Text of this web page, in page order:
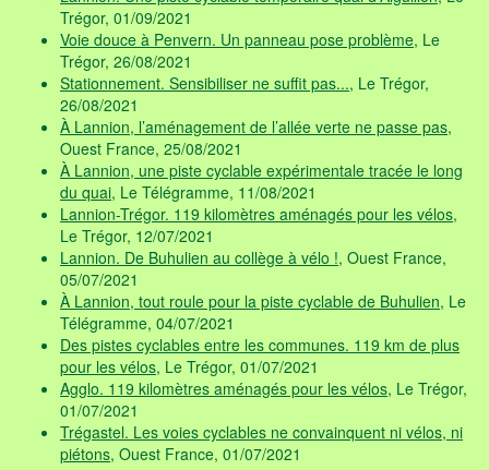
Trégor, 01/09/2021
Voie douce à Penvern. Un panneau pose problème, Le
Trégor, 26/08/2021
Stationnement. Sensibiliser ne suffit pas..., Le Trégor,
26/08/2021
À Lannion, l’aménagement de l’allée verte ne passe pas,
Ouest France, 25/08/2021
À Lannion, une piste cyclable expérimentale tracée le long
du quai, Le Télégramme, 11/08/2021
Lannion-Trégor. 119 kilomètres aménagés pour les vélos,
Le Trégor, 12/07/2021
Lannion. De Buhulien au collège à vélo !, Ouest France,
05/07/2021
À Lannion, tout roule pour la piste cyclable de Buhulien, Le
Télégramme, 04/07/2021
Des pistes cyclables entre les communes. 119 km de plus
pour les vélos, Le Trégor, 01/07/2021
Agglo. 119 kilomètres aménagés pour les vélos, Le Trégor,
01/07/2021
Trégastel. Les voies cyclables ne convainquent ni vélos, ni
piétons, Ouest France, 01/07/2021